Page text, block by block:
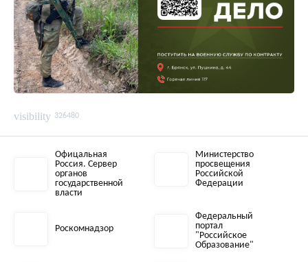
visibility 326480
Офицальная
Россия. Сервер
органов
государственной
власти
Министерство
просвещения
Российской
Федерации
Роскомнадзор
Федеральный
портал
"Российское
Образование"